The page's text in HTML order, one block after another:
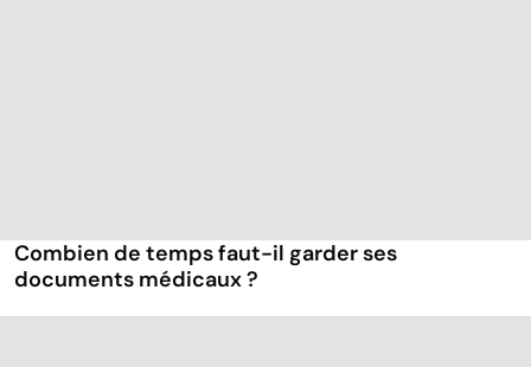
Combien de temps faut-il garder ses
documents médicaux ?